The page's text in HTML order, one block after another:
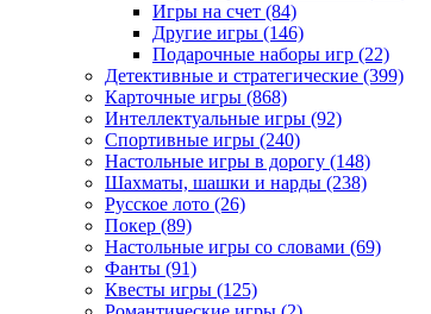
Игры на счет (84)
Другие игры (146)
Подарочные наборы игр (22)
Детективные и стратегические (399)
Карточные игры (868)
Интеллектуальные игры (92)
Спортивные игры (240)
Настольные игры в дорогу (148)
Шахматы, шашки и нарды (238)
Русское лото (26)
Покер (89)
Настольные игры со словами (69)
Фанты (91)
Квесты игры (125)